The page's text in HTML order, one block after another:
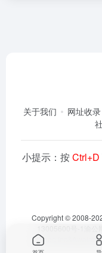
关于我们 网址收录
小提示：按Ctrl+D
Copyright © 2008-
Dlaoo.Inc
Awalab|